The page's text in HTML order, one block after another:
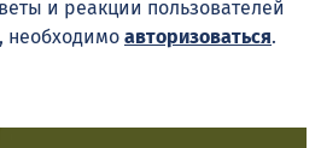
и реакции пользователей
необходимо авторизоваться.